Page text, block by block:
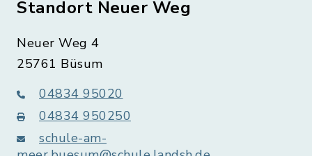
Standort Neuer Weg
Neuer Weg 4
25761 Büsum
04834 95020
04834 950250
schule-am-